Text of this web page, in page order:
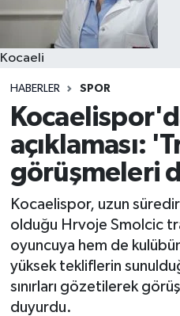
Kocaeli
HABERLER SPOR
açıklaması:
görüşmeleri
Kocaelispor, uzun
olduğu Hrvoje Smolcic
oyuncuya hem de
yüksek tekliflerin
sınırları gözetilerek
duyurdu.